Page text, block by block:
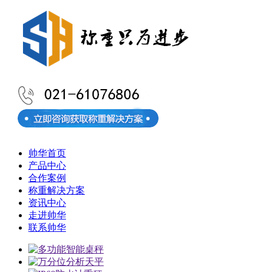
帅华首页
产品中心
合作案例
称重解决方案
资讯中心
走进帅华
联系帅华